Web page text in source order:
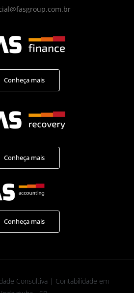
Conheça mais
Conheça mais
Conheça mais
Consultiva | Contabilidade em